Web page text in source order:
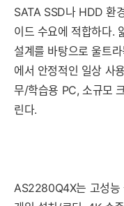
SATA SSD나 HDD 환
이드 수요에 적합하다.
설계를 바탕으로 울트
에서 안정적인 일상 사
무/학습용 PC, 소규모
린다.
AS2280Q4X는 고성능